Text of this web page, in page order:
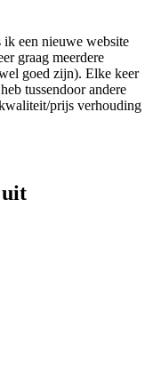
een nieuwe website
graag meerdere
goed zijn). Elke keer
tussendoor andere
prijs verhouding
uit